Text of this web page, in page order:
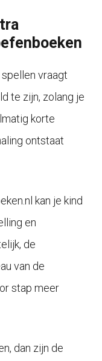
vraagt
te zijn, zolang je
korte
ontstaat
kan je kind
en
de
van de
stap meer
dan zijn de